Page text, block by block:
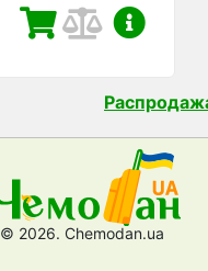
© 2026. Chemodan.ua